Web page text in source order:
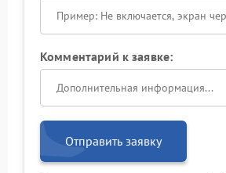
Комментарий к заявке:
Отправить заявку